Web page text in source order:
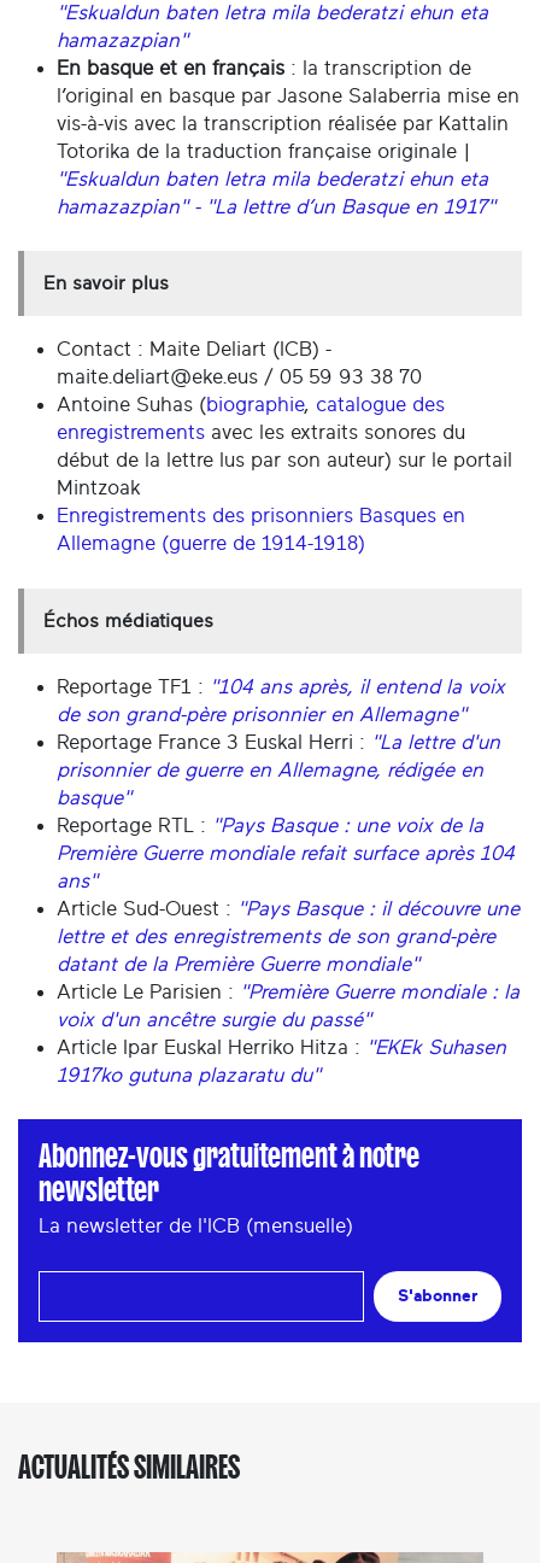
"Eskualdun baten letra mila bederatzi ehun eta
hamazazpian"
En basque et en français : la transcription de
l’original en basque par Jasone Salaberria mise en
vis-à-vis avec la transcription réalisée par Kattalin
Totorika de la traduction française originale |
"Eskualdun baten letra mila bederatzi ehun eta
hamazazpian" - "La lettre d’un Basque en 1917"
En savoir plus
Contact : Maite Deliart (ICB) -
maite.deliart@eke.eus / 05 59 93 38 70
Antoine Suhas (biographie, catalogue des
enregistrements avec les extraits sonores du
début de la lettre lus par son auteur) sur le portail
Mintzoak
Enregistrements des prisonniers Basques en
Allemagne (guerre de 1914-1918)
Échos médiatiques
Reportage TF1 : "104 ans après, il entend la voix
de son grand-père prisonnier en Allemagne"
Reportage France 3 Euskal Herri : "La lettre d'un
prisonnier de guerre en Allemagne, rédigée en
basque"
Reportage RTL : "Pays Basque : une voix de la
Première Guerre mondiale refait surface après 104
ans"
Article Sud-Ouest : "Pays Basque : il découvre une
lettre et des enregistrements de son grand-père
datant de la Première Guerre mondiale"
Article Le Parisien : "Première Guerre mondiale : la
voix d'un ancêtre surgie du passé"
Article Ipar Euskal Herriko Hitza : "EKEk Suhasen
1917ko gutuna plazaratu du"
Abonnez-vous gratuitement à notre
newsletter
La newsletter de l'ICB (mensuelle)
S'abonner
ACTUALITÉS SIMILAIRES